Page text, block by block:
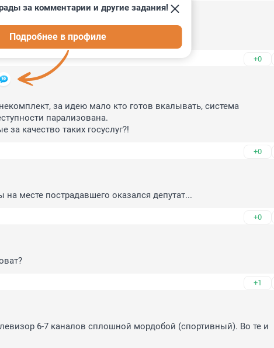
"петербуржца"?
+0
за комментарии и другие задания!
Подробнее в профиле
за идею мало кто готов вкалывать, система
парализована.
за качество таких госуслуг?!
+0
на месте пострадавшего оказался депутат...
+0
+1
6-7 каналов сплошной мордобой (спортивный). Во те и